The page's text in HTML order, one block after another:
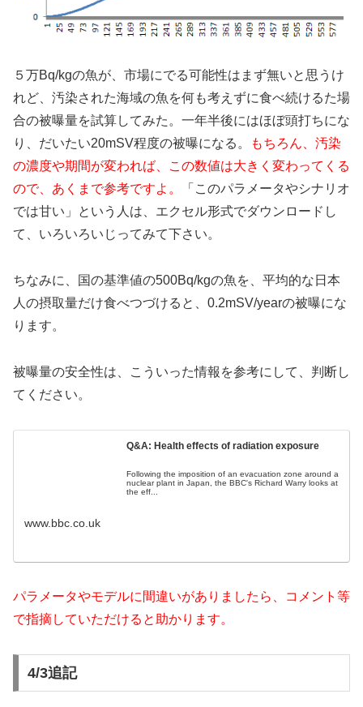
５万Bq/kgの魚が、市場にでる可能性はまず無いと思うけ
れど、汚染された海域の魚を何も考えずに食べ続けるた場
合の被曝量を試算してみた。一年半後にはほぼ頭打ちにな
り、だいたい20mSV程度の被曝になる。
もちろん、汚染
の濃度や期間が変われば、この数値は大きく変わってくる
ので、あくまで参考ですよ。
「このパラメータやシナリオ
では甘い」という人は、エクセル形式でダウンロードし
て、いろいろいじってみて下さい。
ちなみに、国の基準値の500Bq/kgの魚を、平均的な日本
人の摂取量だけ食べつづけると、0.2mSV/yearの被曝にな
ります。
被曝量の安全性は、こういった情報を参考にして、判断し
てください。
Q&A: Health effects of radiation exposure
Following the imposition of an evacuation zone around a
nuclear plant in Japan, the BBC's Richard Warry looks at
the eff...
www.bbc.co.uk
パラメータやモデルに間違いがありましたら、コメント等
で指摘していただけると助かります。
4/3追記